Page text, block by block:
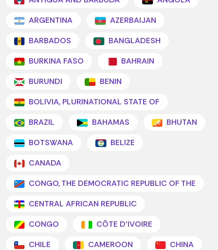
ARGENTINA
AZERBAIJAN
BARBADOS
BANGLADESH
BURKINA FASO
BAHRAIN
BURUNDI
BENIN
BOLIVIA, PLURINATIONAL STATE OF
BRAZIL
BAHAMAS
BHUTAN
BOTSWANA
BELIZE
CANADA
CONGO, THE DEMOCRATIC REPUBLIC OF THE
CENTRAL AFRICAN REPUBLIC
CONGO
CÔTE D'IVOIRE
CHILE
CAMEROON
CHINA